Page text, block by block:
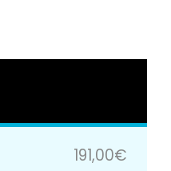
191,00€